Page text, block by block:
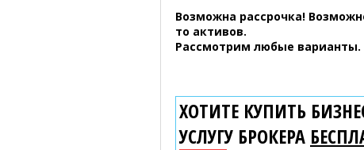
Возможна рассрочка!
то активов.
Рассмотрим любые варианты.
ХОТИТЕ КУПИТЬ
УСЛУГУ БРОКЕРА